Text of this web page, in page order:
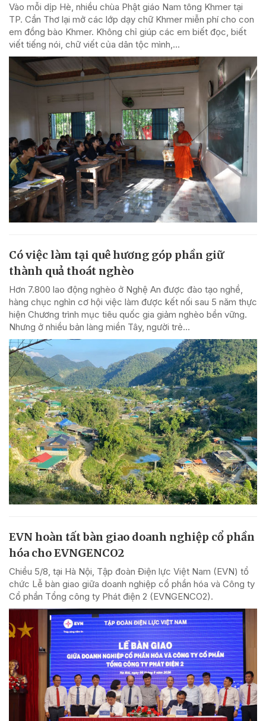
Vào mỗi dịp Hè, nhiều chùa Phật giáo Nam tông Khmer tại
TP. Cần Thơ lại mở các lớp dạy chữ Khmer miễn phí cho con
em đồng bào Khmer. Không chỉ giúp các em biết đọc, biết
viết tiếng nói, chữ viết của dân tộc mình,...
Có việc làm tại quê hương góp phần giữ
thành quả thoát nghèo
Hơn 7.800 lao động nghèo ở Nghệ An được đào tạo nghề,
hàng chục nghìn cơ hội việc làm được kết nối sau 5 năm thực
hiện Chương trình mục tiêu quốc gia giảm nghèo bền vững.
Nhưng ở nhiều bản làng miền Tây, người trẻ...
EVN hoàn tất bàn giao doanh nghiệp cổ phần
hóa cho EVNGENCO2
Chiều 5/8, tại Hà Nội, Tập đoàn Điện lực Việt Nam (EVN) tổ
chức Lễ bàn giao giữa doanh nghiệp cổ phần hóa và Công ty
Cổ phần Tổng công ty Phát điện 2 (EVNGENCO2).